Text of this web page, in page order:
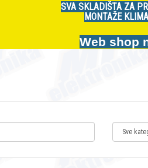
SVA SKLADIŠTA ZA
MONTAŽE
Web shop